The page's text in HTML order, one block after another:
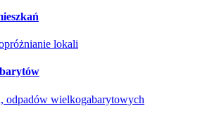
lokali
odpadów wielkogabarytowych